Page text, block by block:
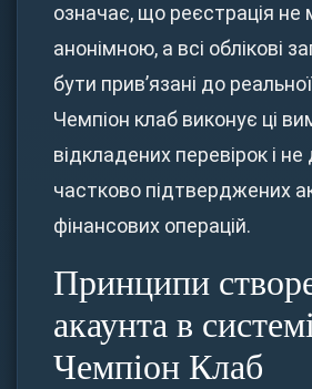
означає, що реєстрація не
анонімною, а всі облікові
бути прив’язані до
Чемпіон клаб виконує ці
відкладених перевірок і
частково підтверджених
фінансових операцій.
Принципи
акаунта в системі
Чемпіон Клаб